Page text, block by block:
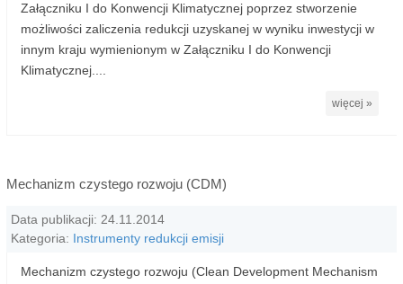
Załączniku I do Konwencji Kli­matycznej poprzez stworzenie
możliwości zaliczenia redukcji uzyskanej w wyniku inwestycji w
innym kraju wymienionym w Załączniku I do Konwencji
Klimatycznej....
więcej »
Mechanizm czystego rozwoju (CDM)
Data publikacji: 24.11.2014
Kategoria: Instrumenty redukcji emisji
Mechanizm czystego rozwoju (Clean Development Mechanism